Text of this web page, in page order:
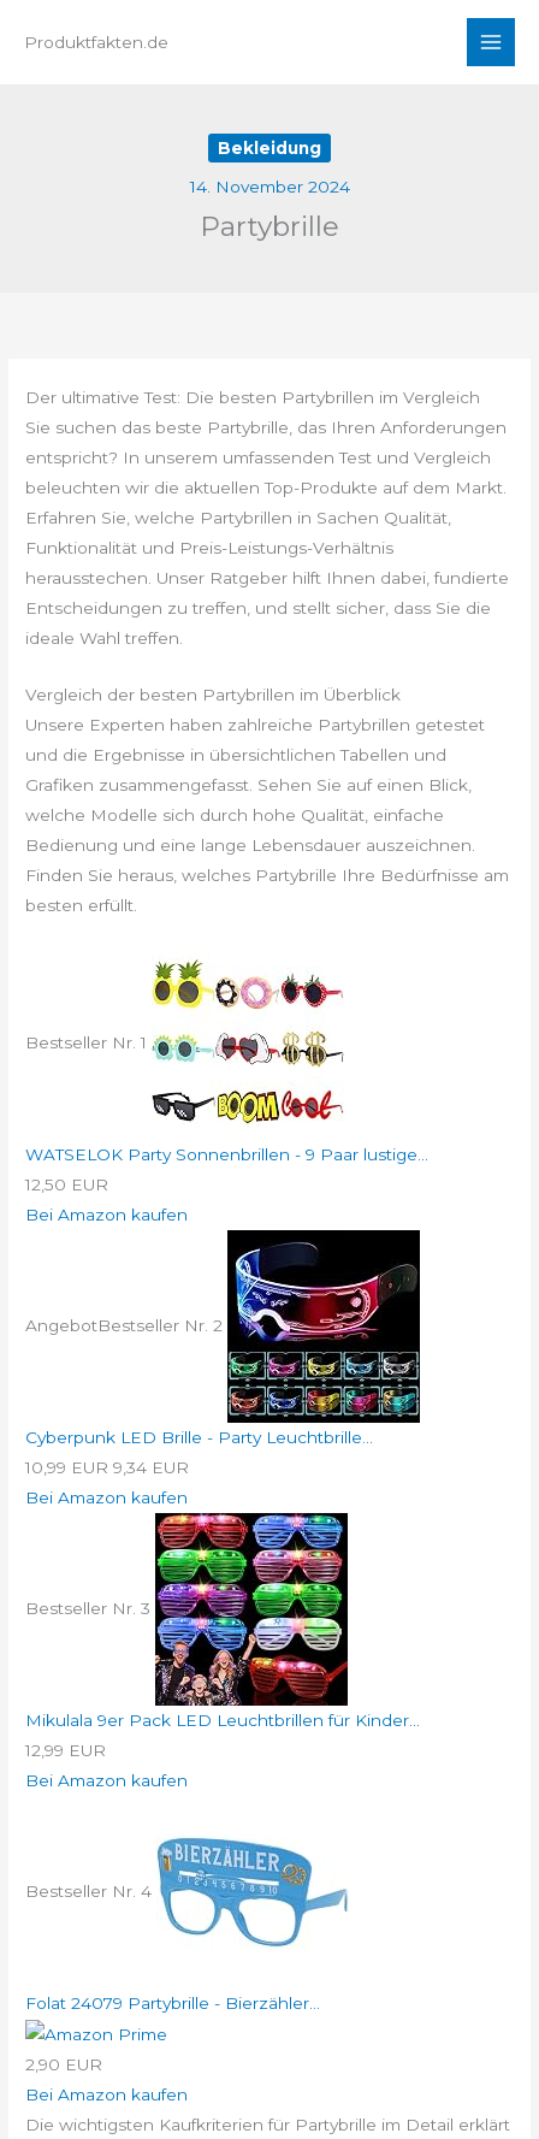
InhaltProduktfakten.de
Bekleidung
14. November 2024
Partybrille
Der ultimative Test: Die besten Partybrillen im Vergleich
Sie suchen das beste Partybrille, das Ihren Anforderungen
entspricht? In unserem umfassenden Test und Vergleich
beleuchten wir die aktuellen Top-Produkte auf dem Markt.
Erfahren Sie, welche Partybrillen in Sachen Qualität,
Funktionalität und Preis-Leistungs-Verhältnis
herausstechen. Unser Ratgeber hilft Ihnen dabei, fundierte
Entscheidungen zu treffen, und stellt sicher, dass Sie die
ideale Wahl treffen.
Vergleich der besten Partybrillen im Überblick
Unsere Experten haben zahlreiche Partybrillen getestet
und die Ergebnisse in übersichtlichen Tabellen und
Grafiken zusammengefasst. Sehen Sie auf einen Blick,
welche Modelle sich durch hohe Qualität, einfache
Bedienung und eine lange Lebensdauer auszeichnen.
Finden Sie heraus, welches Partybrille Ihre Bedürfnisse am
besten erfüllt.
Bestseller Nr. 1
WATSELOK Party Sonnenbrillen - 9 Paar lustige...
12,50 EUR
Bei Amazon kaufen
AngebotBestseller Nr. 2
Cyberpunk LED Brille - Party Leuchtbrille...
10,99 EUR 9,34 EUR
Bei Amazon kaufen
Bestseller Nr. 3
Mikulala 9er Pack LED Leuchtbrillen für Kinder...
12,99 EUR
Bei Amazon kaufen
Bestseller Nr. 4
Folat 24079 Partybrille - Bierzähler...
2,90 EUR
Bei Amazon kaufen
Die wichtigsten Kaufkriterien für Partybrille im Detail erklärt